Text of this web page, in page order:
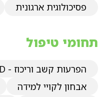
פסיכולוגית ארגונית
תחומי טיפול
הפרעות קשב וריכוז - ADHD
אבחון לקויי למידה